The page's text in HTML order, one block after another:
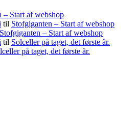
– Start af webshop
til Stofgiganten – Start af webshop
Stofgiganten – Start af webshop
til Solceller på taget, det første år.
på taget, det første år.